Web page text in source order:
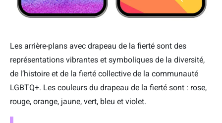
Les arrière-plans avec drapeau de la fierté sont des
représentations vibrantes et symboliques de la diversité,
de l’histoire et de la fierté collective de la communauté
LGBTQ+. Les couleurs du drapeau de la fierté sont : rose,
rouge, orange, jaune, vert, bleu et violet.